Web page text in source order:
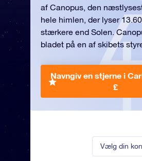
Vælg din
af Canopus, den
hele himlen, der lyser
stærkere end Solen.
bladet på en af skibets
Navngiv en stjerne i
£